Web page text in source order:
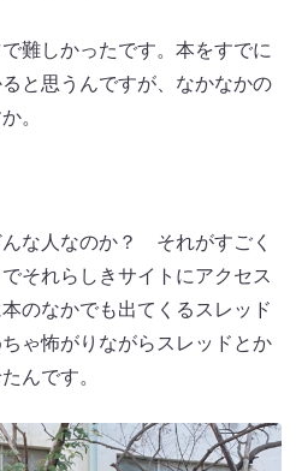
難しかったです。本をすでに
と思うんですが、なかなかの
。
な人なのか？ それがすごく
それらしきサイトにアクセス
のなかでも出てくるスレッド
ゃ怖がりながらスレッドとか
んです。